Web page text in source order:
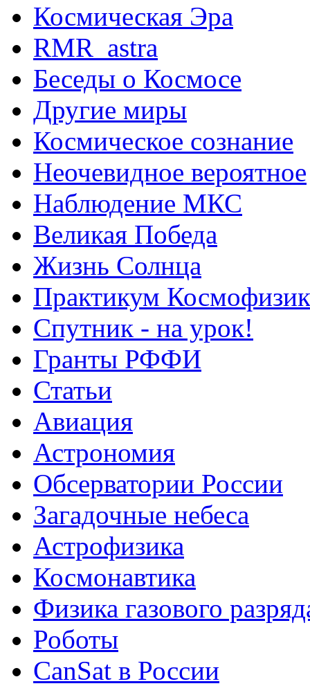
Космическая Эра
RMR_astra
Беседы о Космосе
Другие миры
Космическое сознание
Неочевидное вероятное
Наблюдение МКС
Великая Победа
Жизнь Солнца
Практикум
Спутник - на урок!
Гранты РФФИ
Статьи
Авиация
Астрономия
Обсерватории России
Загадочные небеса
Астрофизика
Космонавтика
Физика газового
Роботы
CanSat в России